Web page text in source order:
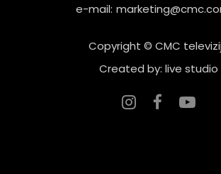
e-mail:
Copyright © CMC
Created by: live studio